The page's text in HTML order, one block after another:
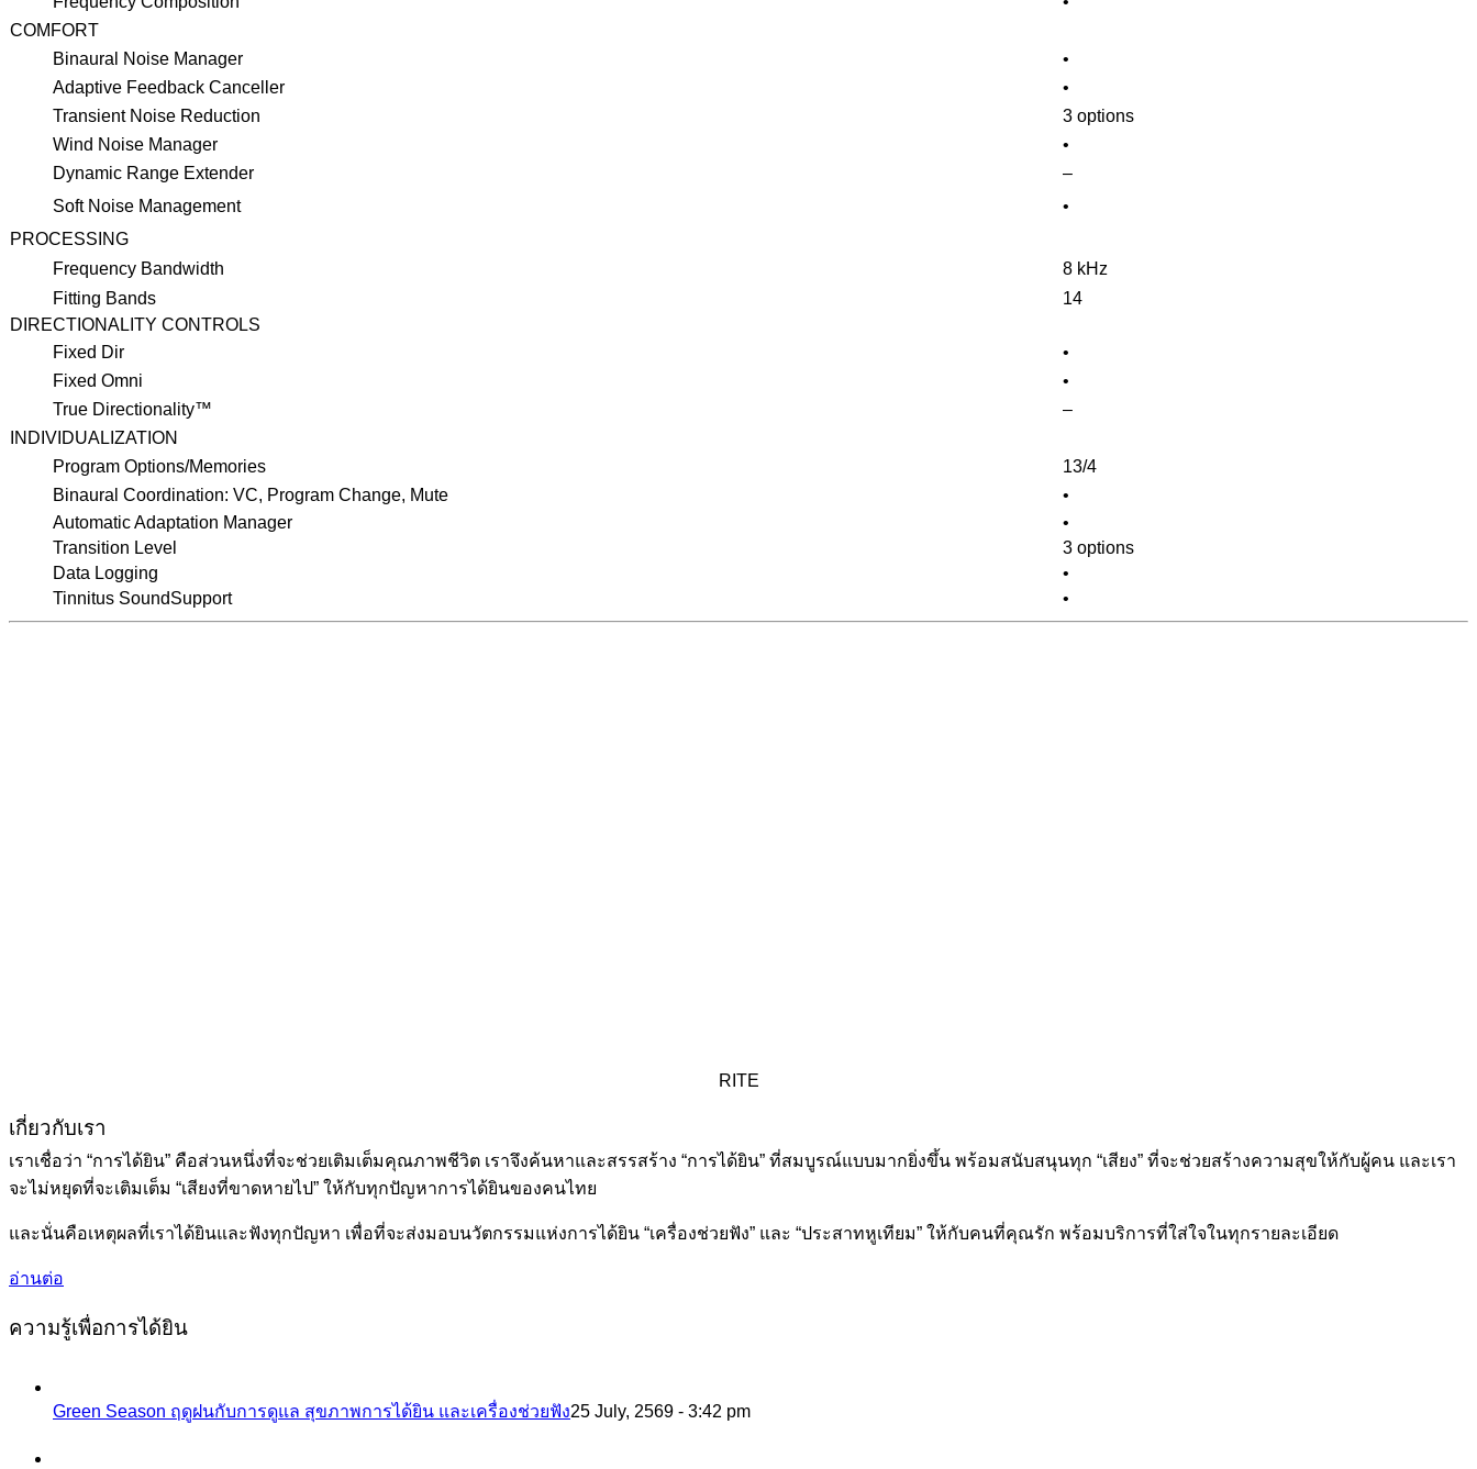
COMFORT
Binaural Noise Manager
•
Adaptive Feedback Canceller
•
Transient Noise Reduction
3 options
Wind Noise Manager
•
Dynamic Range Extender
–
Soft Noise Management
•
PROCESSING
Frequency Bandwidth
8 kHz
Fitting Bands
14
DIRECTIONALITY CONTROLS
Fixed Dir
•
Fixed Omni
•
True Directionality™
–
INDIVIDUALIZATION
Program Options/Memories
13/4
Binaural Coordination: VC, Program Change, Mute
•
Automatic Adaptation Manager
•
Transition Level
3 options
Data Logging
•
Tinnitus SoundSupport
•
RITE
เกี่ยวกับเรา
เราเชื่อว่า “การได้ยิน” คือส่วนหนึ่งที่จะช่วยเติมเต็มคุณภาพชีวิต เราจึงค้นหาและสรรสร้าง “การได้ยิน” ที่สมบูรณ์แบบมากยิ่งขึ้น พร้อมสนับสนุนทุก “เสียง” ที่จะช่วยสร้างความสุขให้กับผู้คน และเรา
จะไม่หยุดที่จะเติมเต็ม “เสียงที่ขาดหายไป” ให้กับทุกปัญหาการได้ยินของคนไทย
และนั่นคือเหตุผลที่เราได้ยินและฟังทุกปัญหา เพื่อที่จะส่งมอบนวัตกรรมแห่งการได้ยิน “เครื่องช่วยฟัง” และ “ประสาทหูเทียม” ให้กับคนที่คุณรัก พร้อมบริการที่ใส่ใจในทุกรายละเอียด
อ่านต่อ
ความรู้เพื่อการได้ยิน
Green Season ฤดูฝนกับการดูแล สุขภาพการได้ยิน และเครื่องช่วยฟัง25 July, 2569 - 3:42 pm